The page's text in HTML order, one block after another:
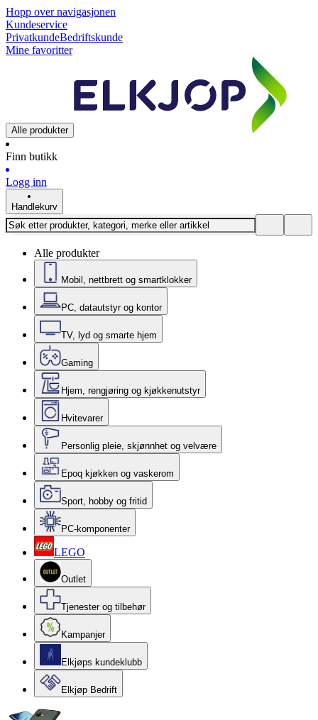
Hopp over navigasjonen
Kundeservice
PrivatkundeBedriftskunde
Mine favoritter
Alle produkter
Finn butikk
Logg inn
Handlekurv
Alle produkter
Mobil, nettbrett og smartklokker
PC, datautstyr og kontor
TV, lyd og smarte hjem
Gaming
Hjem, rengjøring og kjøkkenutstyr
Hvitevarer
Personlig pleie, skjønnhet og velvære
Epoq kjøkken og vaskerom
Sport, hobby og fritid
PC-komponenter
LEGO
Outlet
Tjenester og tilbehør
Kampanjer
Elkjøps kundeklubb
Elkjøp Bedrift